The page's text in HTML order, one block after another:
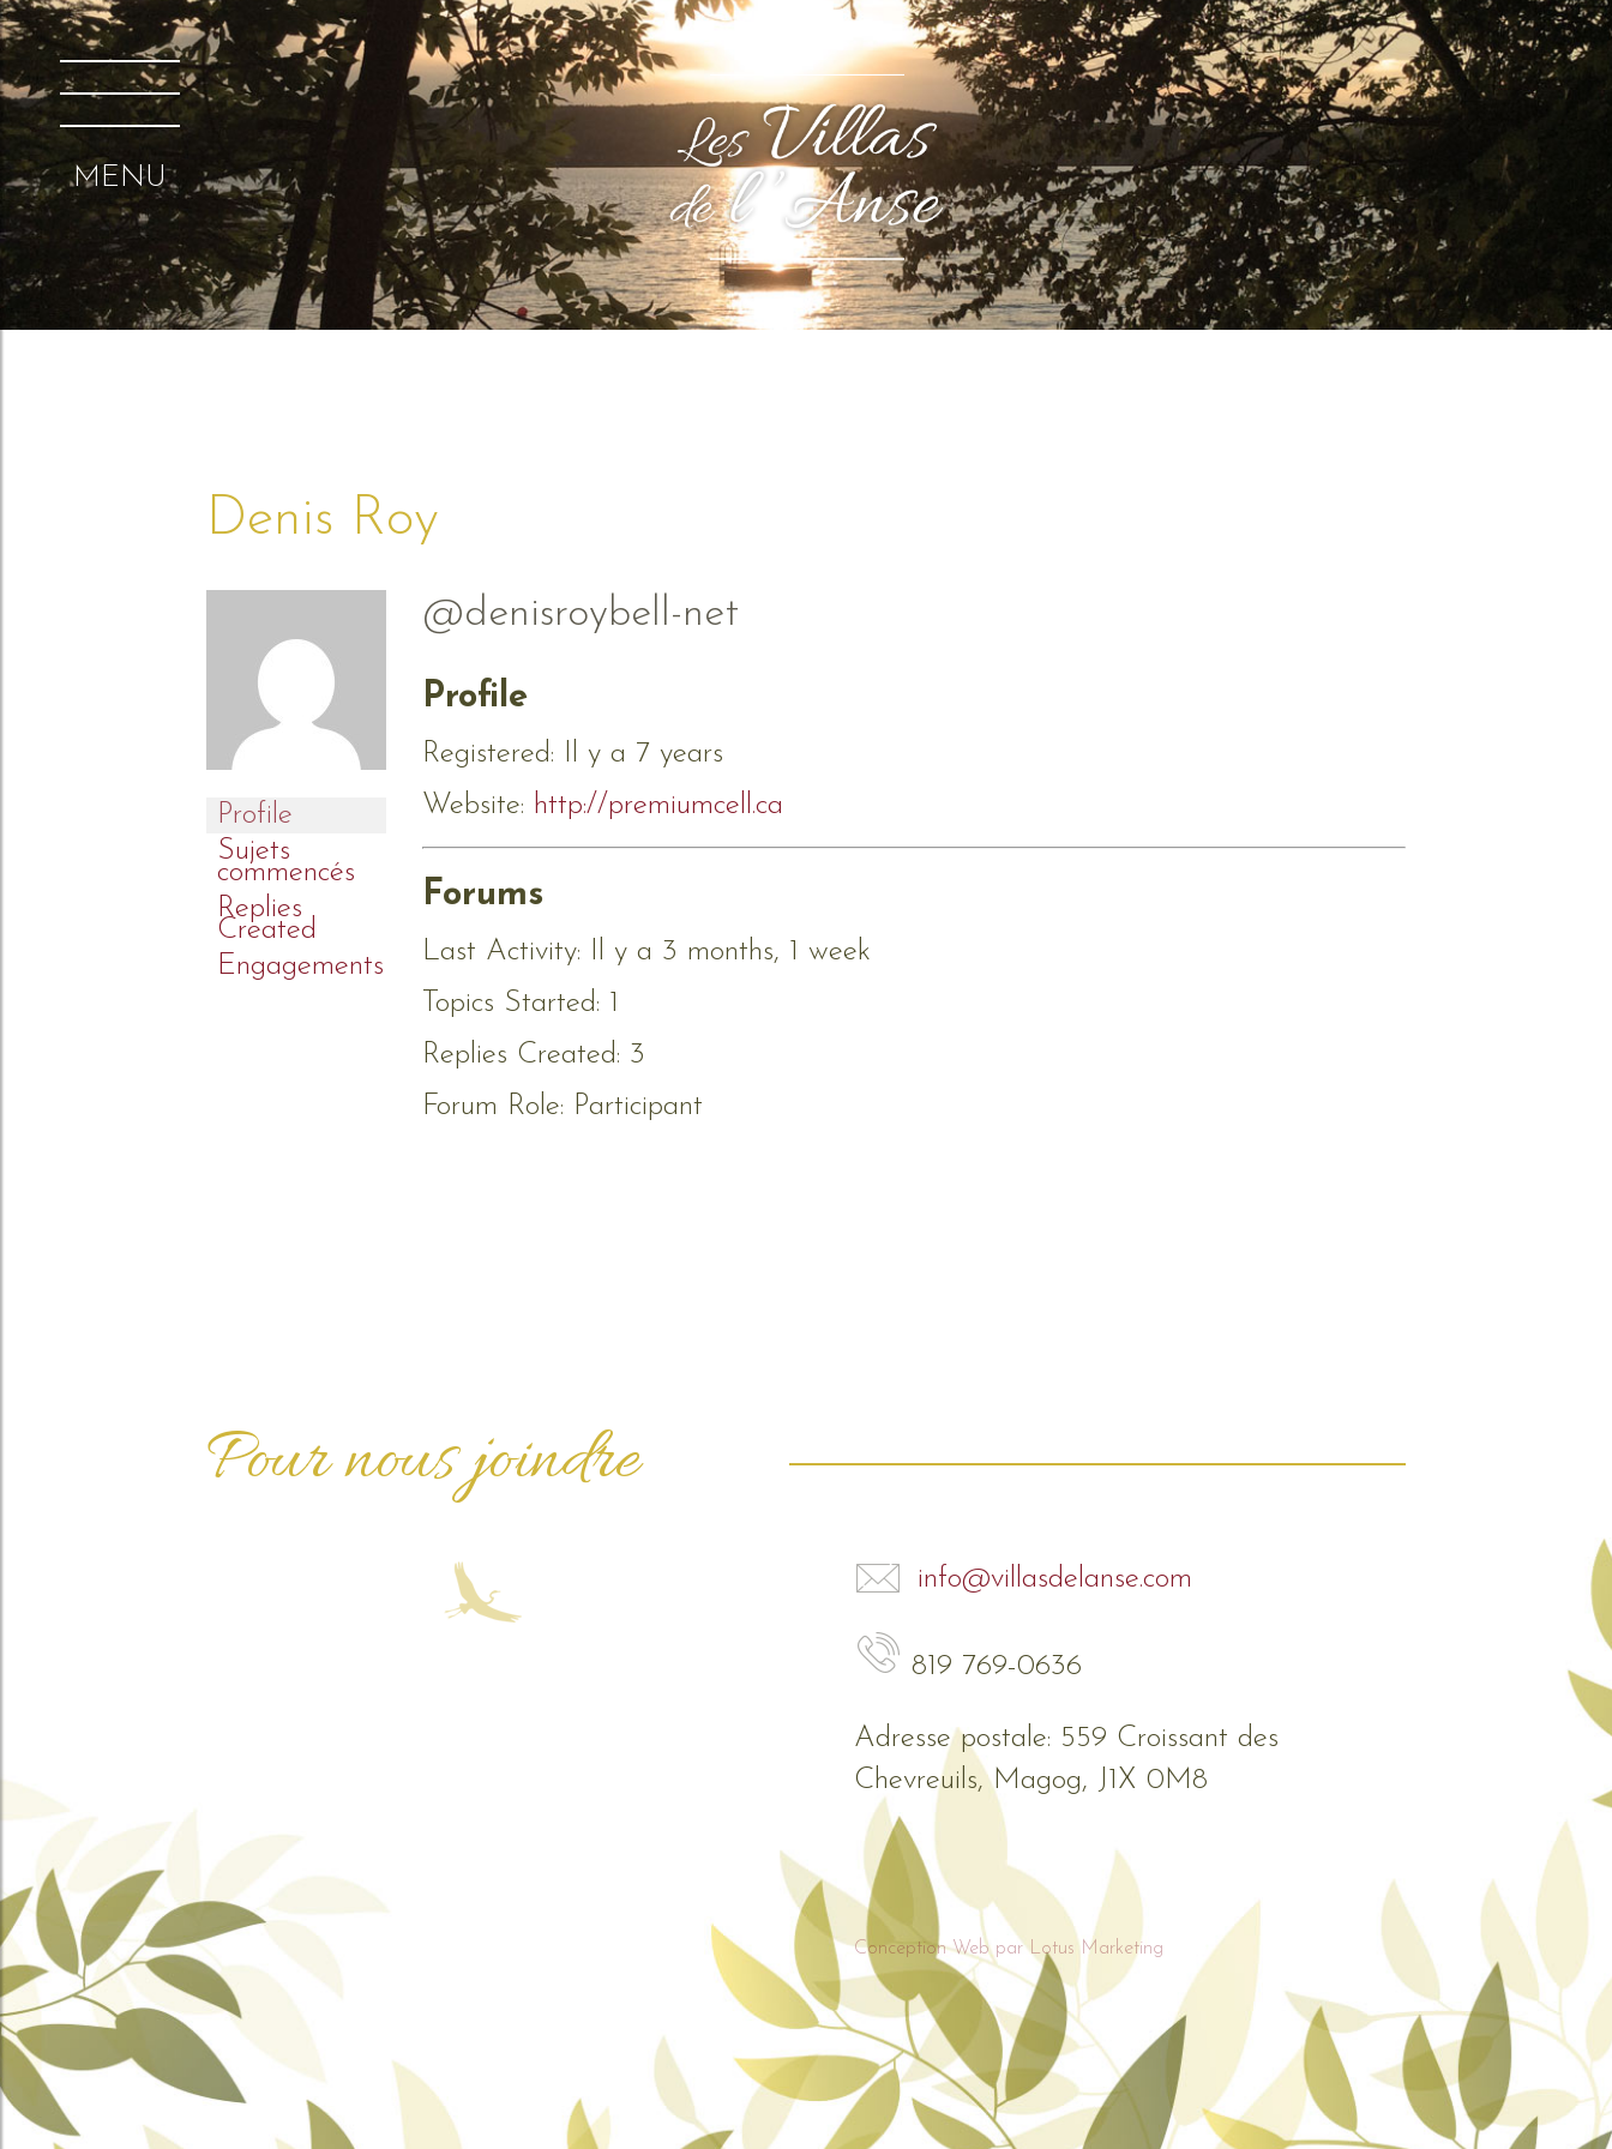
MENU
Denis Roy
Profile
Sujets
commencés
Replies
Created
Engagements
@denisroybell-net
Profile
Registered: Il y a 7 years
Website: http://premiumcell.ca
Forums
Last Activity: Il y a 3 months, 1 week
Topics Started: 1
Replies Created: 3
Forum Role: Participant
Pour nous joindre
info@villasdelanse.com
819 769-0636
Adresse postale: 559 Croissant des
Chevreuils, Magog, J1X 0M8
Conception Web par Lotus Marketing